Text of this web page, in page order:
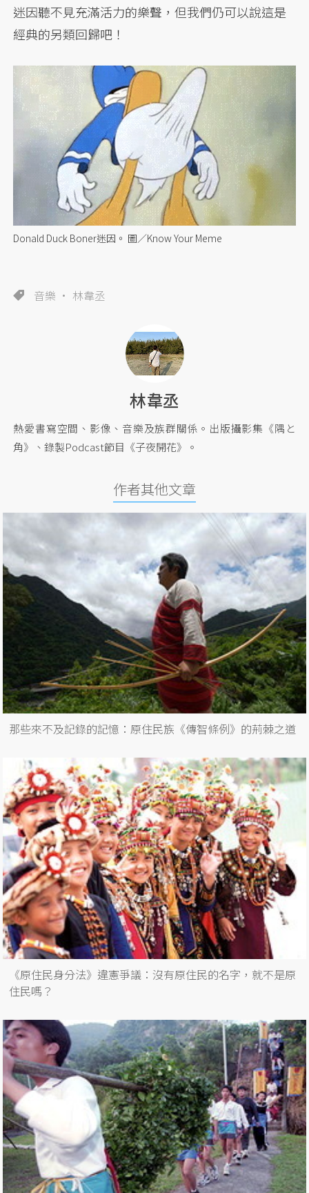
迷因聽不見充滿活力的樂聲，但我們仍可以說這是
經典的另類回歸吧！
Donald Duck Boner迷因。 圖／Know Your Meme
音樂 林韋丞
林韋丞
熱愛書寫空間、影像、音樂及族群關係。出版攝影集《隅と
角》、錄製Podcast節目《子夜開花》。
作者其他文章
那些來不及記錄的記憶：原住民族《傳智條例》的荊棘之道
《原住民身分法》違憲爭議：沒有原住民的名字，就不是原
住民嗎？